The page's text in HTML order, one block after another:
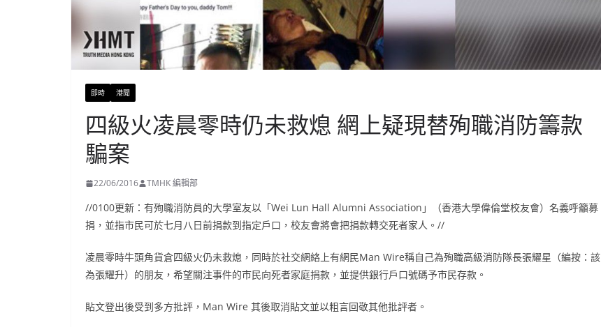
即時 港聞
四級火凌晨零時仍未救熄 網上疑現替殉職消防籌款
騙案
22/06/2016 TMHK 編輯部
//0100更新：有殉職消防員的大學室友以「Wei Lun Hall Alumni Association」（香港大學偉倫堂校友會）名義呼籲募
捐，並指市民可於七月八日前捐款到指定戶口，校友會將會把捐款轉交死者家人。//
凌晨零時牛頭角貨倉四級火仍未救熄，同時於社交網絡上有網民Man Wire稱自己為殉職高級消防隊長張耀星（編按：該
為張耀升）的朋友，希望關注事件的市民向死者家庭捐款，並提供銀行戶口號碼予市民存款。
貼文登出後受到多方批評，Man Wire 其後取消貼文並以粗言回敬其他批評者。